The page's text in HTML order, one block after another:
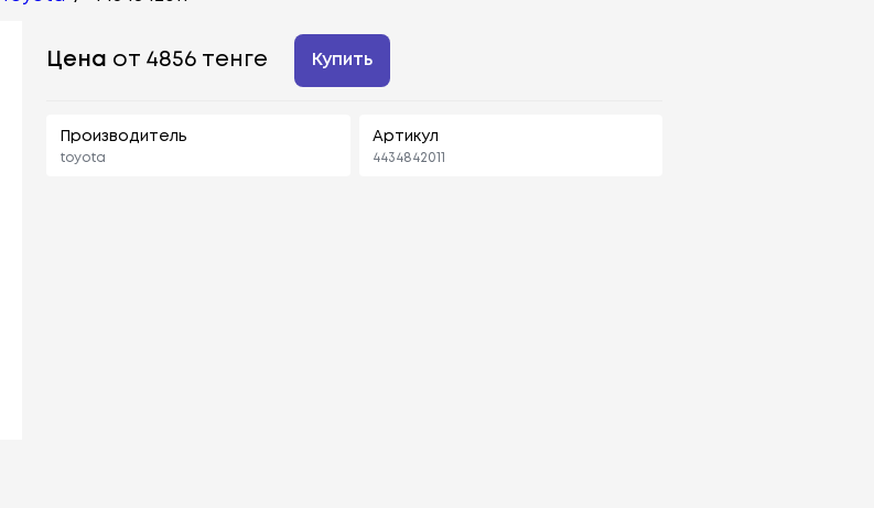
Цена от 4856 тенге Купить
Производитель
toyota
Артикул
4434842011